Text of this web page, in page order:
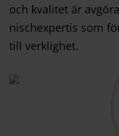
och kvalitet är
nischexpertis som
till verklighet.